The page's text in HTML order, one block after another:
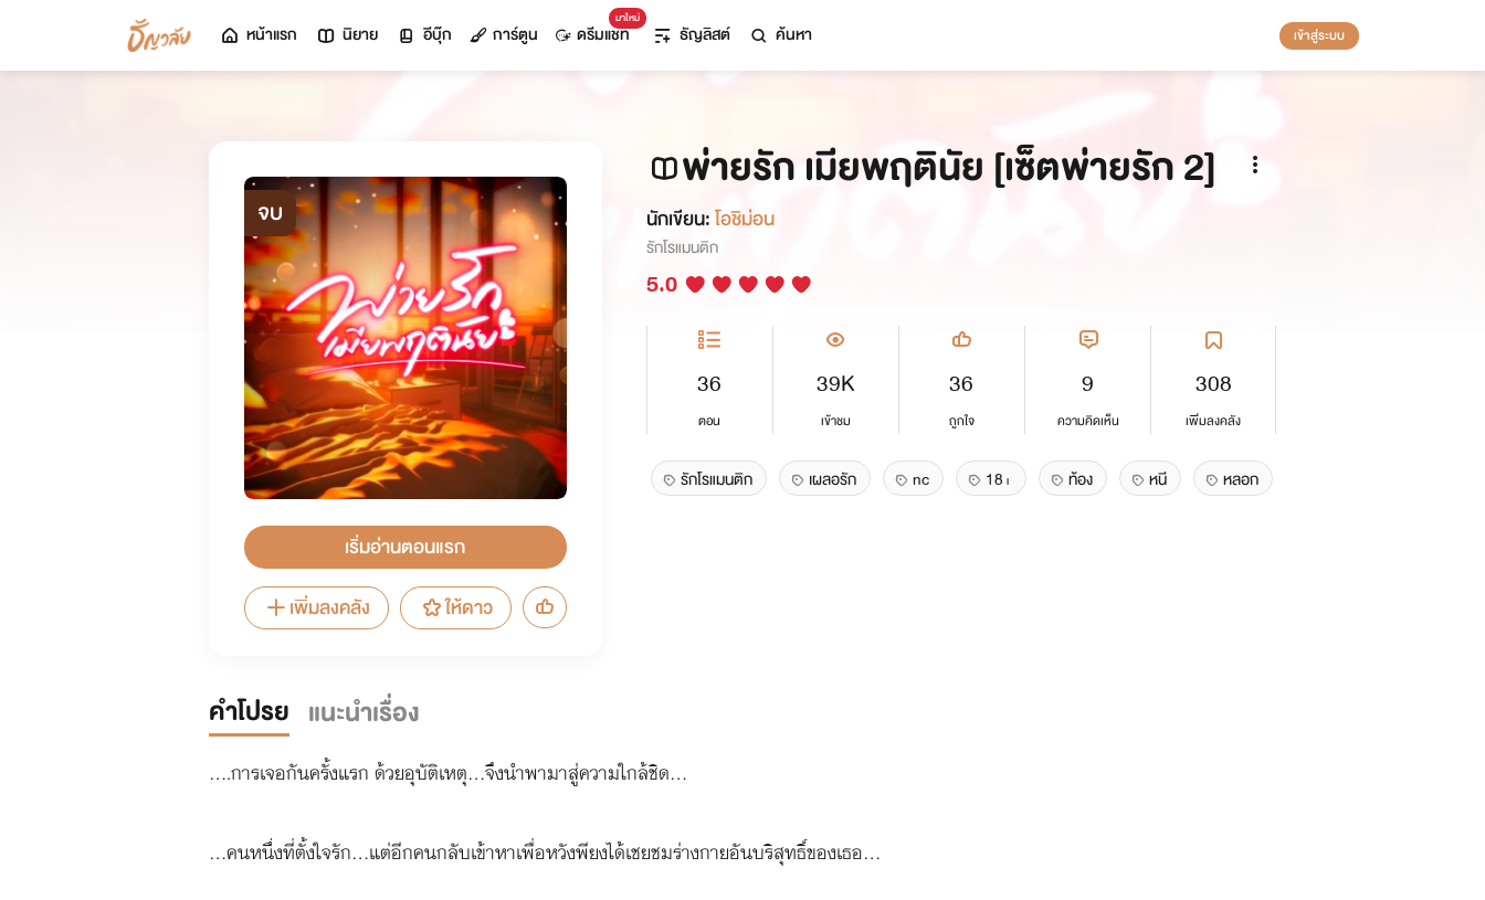
หน้าแรก นิยาย อีบุ๊ก การ์ตูน
มาใหม่
ดรีมแชท ธัญลิสต์ ค้นหา เข้าสู่ระบบ
จบ
เริ่มอ่านตอนแรก
เพิ่มลงคลัง
ให้ดาว
พ่ายรัก เมียพฤตินัย [เซ็ตพ่ายรัก 2]
นักเขียน:โอชิม่อน
รักโรแมนติก
5.0
36
ตอน
39K
เข้าชม
36
ถูกใจ
9
ความคิดเห็น
308
เพิ่มลงคลัง
รักโรแมนติก เผลอรัก nc 18+ ท้อง หนี หลอก
คำโปรย แนะนำเรื่อง
....การเจอกันครั้งแรก ด้วยอุบัติเหตุ...จึงนำพามาสู่ความใกล้ชิด...
...คนหนึ่งที่ตั้งใจรัก...แต่อีกคนกลับเข้าหาเพื่อหวังพียงได้เชยชมร่างกายอันบริสุทธิ์ของเธอ...